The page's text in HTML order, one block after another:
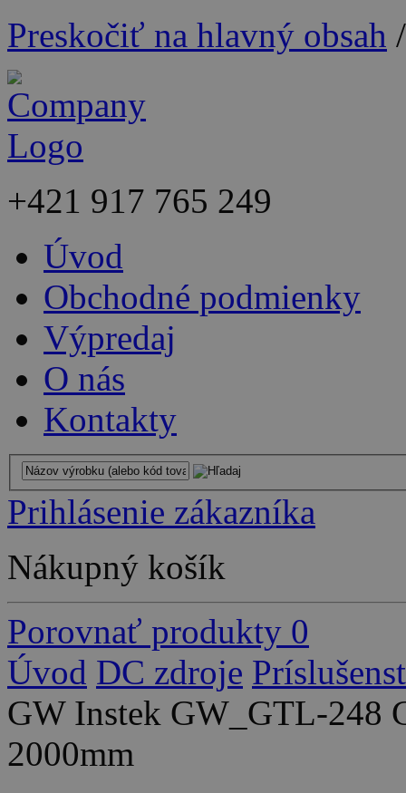
Preskočiť na hlavný obsah
+421 917 765 249
Úvod
Obchodné podmienky
Výpredaj
O nás
Kontakty
Prihlásenie zákazníka
Nákupný košík
Porovnať produkty 0
Úvod DC zdroje
GW Instek GW_GTL-248
2000mm